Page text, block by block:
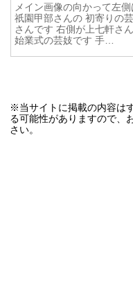
メイン画像の向かって左側
祇園甲部さんの 初寄りの
さんです 右側が上七軒さ
始業式の芸妓です 手…
※当サイトに掲載の内容は
る可能性がありますので、
さい。